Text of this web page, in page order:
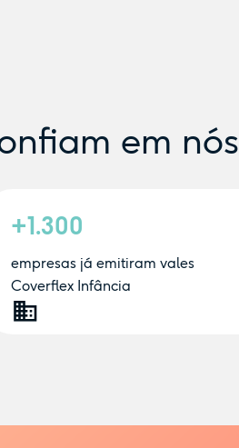
em nós
+1.300
empresas já emitiram vales
Coverflex Infância